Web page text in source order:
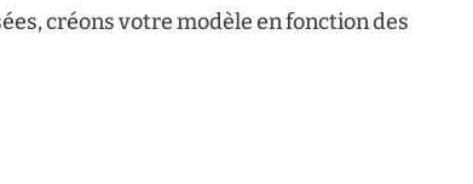
créons votre modèle en fonction des